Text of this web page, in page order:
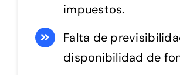
impuestos.
Falta de
disponibilidad de